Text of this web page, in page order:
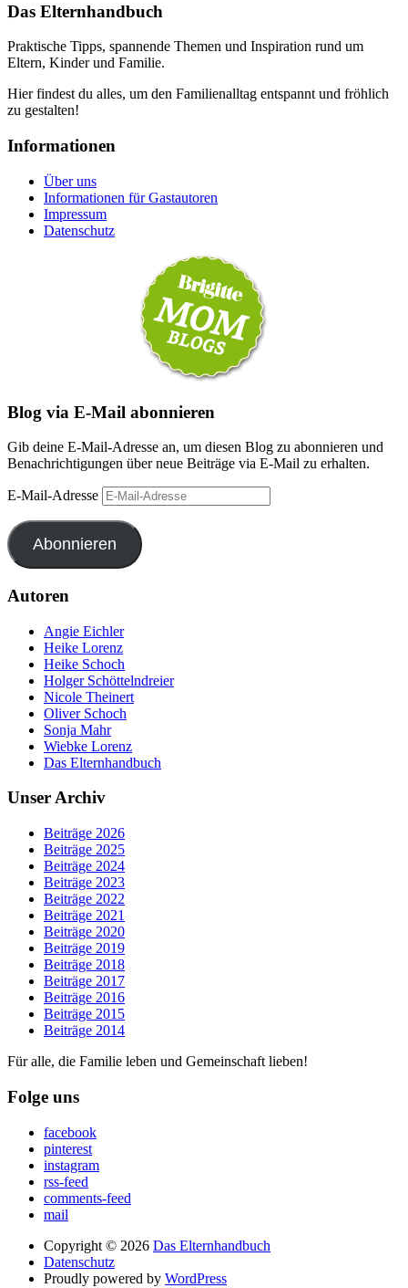
Das Elternhandbuch
Praktische Tipps, spannende Themen und Inspiration rund um
Eltern, Kinder und Familie.
Hier findest du alles, um den Familienalltag entspannt und fröhlich
zu gestalten!
Informationen
Über uns
Informationen für Gastautoren
Impressum
Datenschutz
Blog via E-Mail abonnieren
Gib deine E-Mail-Adresse an, um diesen Blog zu abonnieren und
Benachrichtigungen über neue Beiträge via E-Mail zu erhalten.
E-Mail-Adresse
Abonnieren
Autoren
Angie Eichler
Heike Lorenz
Heike Schoch
Holger Schöttelndreier
Nicole Theinert
Oliver Schoch
Sonja Mahr
Wiebke Lorenz
Das Elternhandbuch
Unser Archiv
Beiträge 2026
Beiträge 2025
Beiträge 2024
Beiträge 2023
Beiträge 2022
Beiträge 2021
Beiträge 2020
Beiträge 2019
Beiträge 2018
Beiträge 2017
Beiträge 2016
Beiträge 2015
Beiträge 2014
Für alle, die Familie leben und Gemeinschaft lieben!
Folge uns
facebook
pinterest
instagram
rss-feed
comments-feed
mail
Copyright © 2026 Das Elternhandbuch
Datenschutz
Proudly powered by WordPress